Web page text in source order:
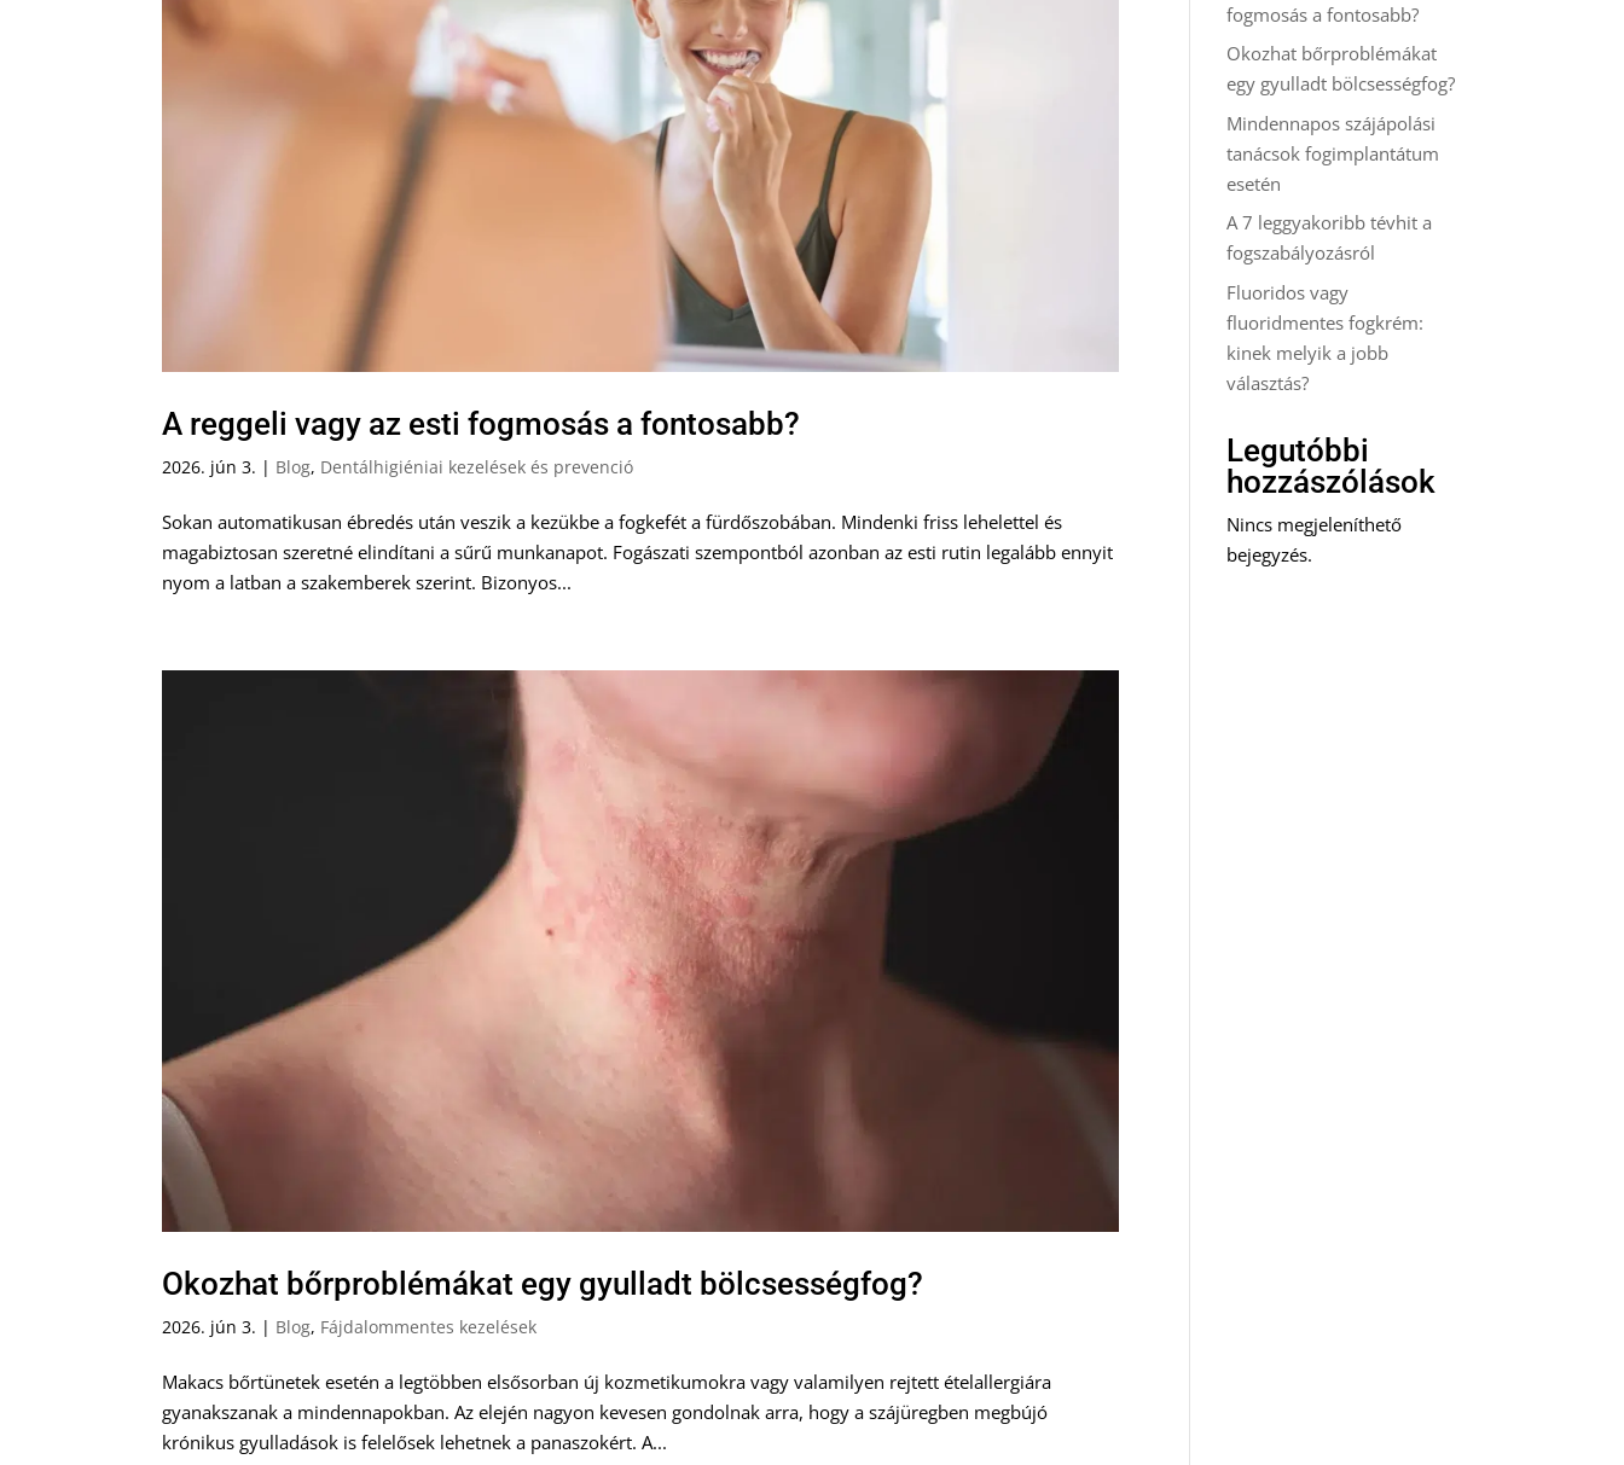
A reggeli vagy az esti fogmosás a fontosabb?
2026. jún 3. | Blog, Dentálhigiéniai kezelések és prevenció
Sokan automatikusan ébredés után veszik a kezükbe a fogkefét a fürdőszobában. Mindenki friss lehelettel és
magabiztosan szeretné elindítani a sűrű munkanapot. Fogászati szempontból azonban az esti rutin legalább ennyit
nyom a latban a szakemberek szerint. Bizonyos...
Okozhat bőrproblémákat egy gyulladt bölcsességfog?
2026. jún 3. | Blog, Fájdalommentes kezelések
Makacs bőrtünetek esetén a legtöbben elsősorban új kozmetikumokra vagy valamilyen rejtett ételallergiára
gyanakszanak a mindennapokban. Az elején nagyon kevesen gondolnak arra, hogy a szájüregben megbújó
krónikus gyulladások is felelősek lehetnek a panaszokért. A...
fogmosás a fontosabb?
Okozhat bőrproblémákat
egy gyulladt bölcsességfog?
Mindennapos szájápolási
tanácsok fogimplantátum
esetén
A 7 leggyakoribb tévhit a
fogszabályozásról
Fluoridos vagy
fluoridmentes fogkrém:
kinek melyik a jobb
választás?
Legutóbbi
hozzászólások
Nincs megjeleníthető
bejegyzés.